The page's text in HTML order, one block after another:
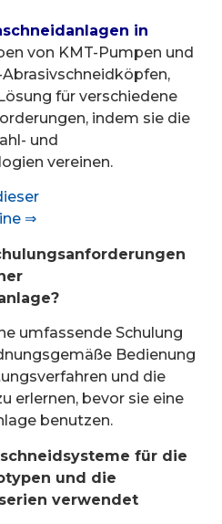
in
von KMT-Pumpen und
für verschiedene
indem sie die
und
vereinen.
⇒
umfassende Schulung
Bedienung
und die
erlernen, bevor sie eine
benutzen.
für die
und die
verwendet